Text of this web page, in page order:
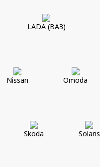
LADA (ВАЗ)
Nissan Omoda
Skoda Solaris